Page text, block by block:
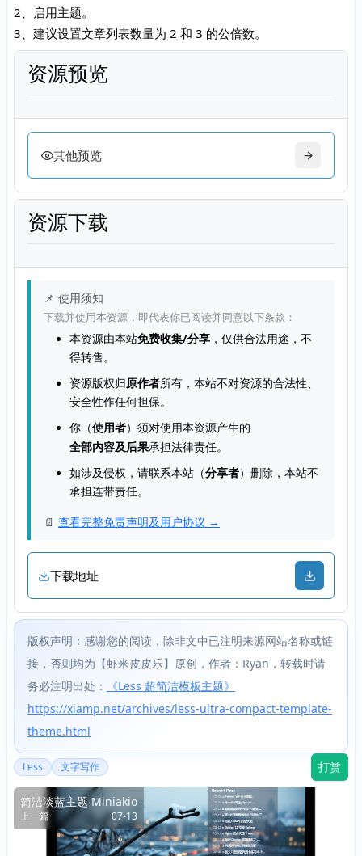
2、启用主题。
3、建议设置文章列表数量为 2 和 3 的公倍数。
资源预览
其他预览
资源下载
📌 使用须知
下载并使用本资源，即代表你已阅读并同意以下条款：
本资源由本站免费收集/分享 ，仅供合法用途，不
得转售。
资源版权归原作者所有，本站不对资源的合法性、
安全性作任何担保。
你（使用者）须对使用本资源产生的
全部内容及后果承担法律责任。
如涉及侵权，请联系本站（分享者）删除，本站不
承担连带责任。
📄 查看完整免责声明及用户协议 →
下载地址
版权声明：感谢您的阅读，除非文中已注明来源网站名称或链
接，否则均为【虾米皮皮乐】原创，作者：Ryan，转载时请
务必注明出处：
《Less 超简洁模板主题》
https://xiamp.net/archives/less-ultra-compact-template-
theme.html
Less 文字写作 打赏
简洁淡蓝主题 Miniakio
上一篇 07-13